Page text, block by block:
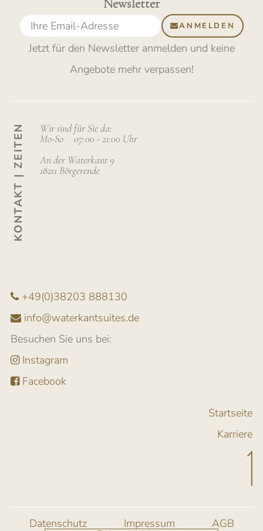
ANMELDEN
Jetzt für den Newsletter anmelden und keine
Angebote mehr verpassen!
Wir sind für Sie da:
Mo-So
07:00 - 21:00 Uhr
An der Waterkant 9
18211 Börgerende
KONTAKT | ZEITEN
+49(0)38203 888130
info@waterkantsuites.de
Besuchen Sie uns bei:
Instagram
Facebook
Startseite
Karriere
Datenschutz Impressum AGB